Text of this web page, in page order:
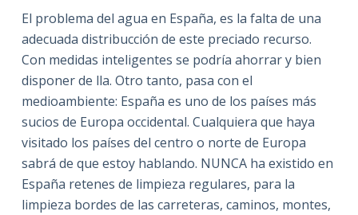
El problema del agua en España, es la falta de una
adecuada distribucción de este preciado recurso.
Con medidas inteligentes se podría ahorrar y bien
disponer de lla. Otro tanto, pasa con el
medioambiente: España es uno de los países más
sucios de Europa occidental. Cualquiera que haya
visitado los países del centro o norte de Europa
sabrá de que estoy hablando. NUNCA ha existido en
España retenes de limpieza regulares, para la
limpieza bordes de las carreteras, caminos, montes,